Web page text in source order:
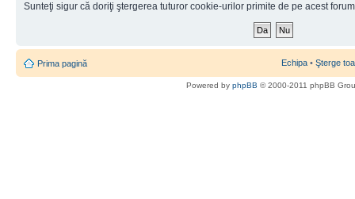
Sunteţi sigur că doriţi ştergerea tuturor cookie-urilor primite de pe acest
Prima pagină Echipa • Şterge
Powered by phpBB © 2000-2011 phpBB